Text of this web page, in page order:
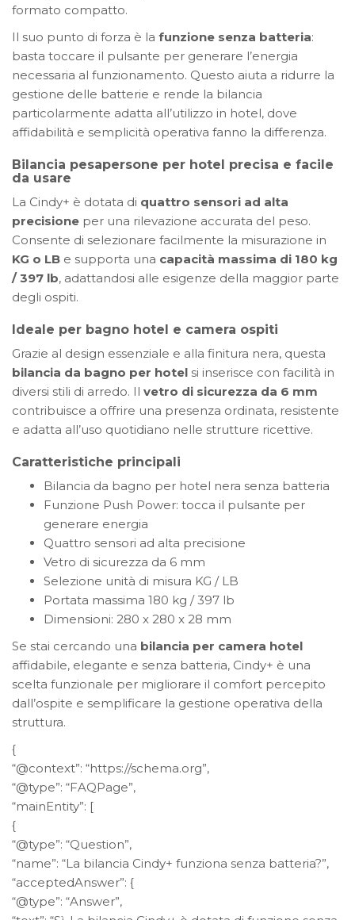
formato compatto.
Il suo punto di forza è la funzione senza batteria:
basta toccare il pulsante per generare l’energia
necessaria al funzionamento. Questo aiuta a ridurre la
gestione delle batterie e rende la bilancia
particolarmente adatta all’utilizzo in hotel, dove
affidabilità e semplicità operativa fanno la differenza.
Bilancia pesapersone per hotel precisa e facile
da usare
La Cindy+ è dotata di quattro sensori ad alta
precisione per una rilevazione accurata del peso.
Consente di selezionare facilmente la misurazione in
KG o LB e supporta una capacità massima di 180 kg
/ 397 lb, adattandosi alle esigenze della maggior parte
degli ospiti.
Ideale per bagno hotel e camera ospiti
Grazie al design essenziale e alla finitura nera, questa
bilancia da bagno per hotel si inserisce con facilità in
diversi stili di arredo. Il vetro di sicurezza da 6 mm
contribuisce a offrire una presenza ordinata, resistente
e adatta all’uso quotidiano nelle strutture ricettive.
Caratteristiche principali
Bilancia da bagno per hotel nera senza batteria
Funzione Push Power: tocca il pulsante per
generare energia
Quattro sensori ad alta precisione
Vetro di sicurezza da 6 mm
Selezione unità di misura KG / LB
Portata massima 180 kg / 397 lb
Dimensioni: 280 x 280 x 28 mm
Se stai cercando una bilancia per camera hotel
affidabile, elegante e senza batteria, Cindy+ è una
scelta funzionale per migliorare il comfort percepito
dall’ospite e semplificare la gestione operativa della
struttura.
{
“@context”: “https://schema.org”,
“@type”: “FAQPage”,
“mainEntity”: [
{
“@type”: “Question”,
“name”: “La bilancia Cindy+ funziona senza batteria?”,
“acceptedAnswer”: {
“@type”: “Answer”,